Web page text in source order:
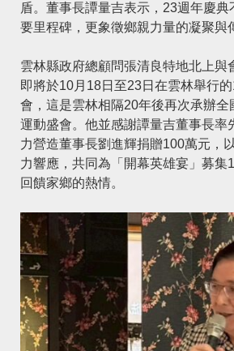
盾。董事長譚量吉表示，23週年慶
要里程碑，更象徵鄉親力量的凝聚與
雲林縣政府總顧問張清良特地北上與
即將於10月18日至23日在雲林舉行
會，這是雲林相隔20年後再次承辦全
運動盛會。他並感謝譚量吉董事長率
力營造董事長劉進輝捐贈100萬元，
力響應，共同為「開幕英雄宴」募集
回饋家鄉的熱情。